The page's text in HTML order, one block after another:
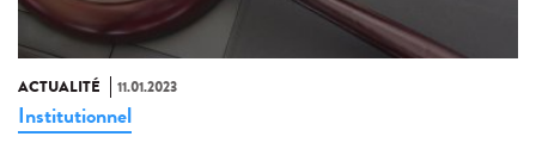
ACTUALITÉ 11.01.2023
Institutionnel